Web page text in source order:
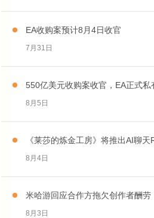
EA收购案预计8月4日收官
7月31日
550亿美元收购案收官，EA正式私
8月5日
《莱莎的炼金工房》将推出AI聊天
8月4日
米哈游回应合作方拖欠创作者酬劳
8月3日